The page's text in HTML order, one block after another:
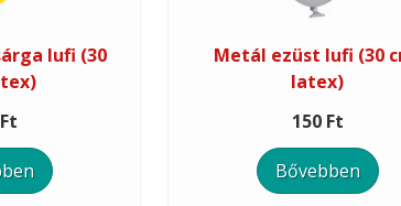
lufi (30
Metál ezüst lufi (30
latex)
150 Ft
Bővebben